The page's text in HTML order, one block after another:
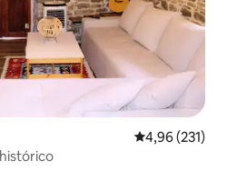
4,96 de uma
4,96 (231)